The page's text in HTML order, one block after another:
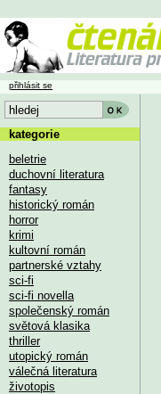
přihlásit se
kategorie
beletrie
duchovní literatura
fantasy
historický román
horror
krimi
kultovní román
partnerské vztahy
sci-fi
sci-fi novella
společenský román
světová klasika
thriller
utopický román
válečná literatura
životopis